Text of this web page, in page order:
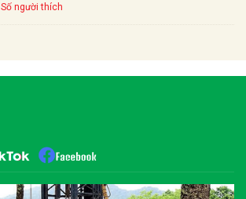
Số người thích